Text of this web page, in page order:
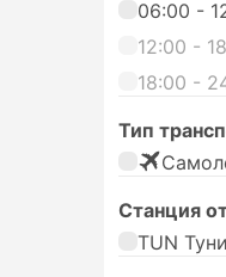
06:00 -
12:00 -
18:00 -
Тип
Станция
TUN